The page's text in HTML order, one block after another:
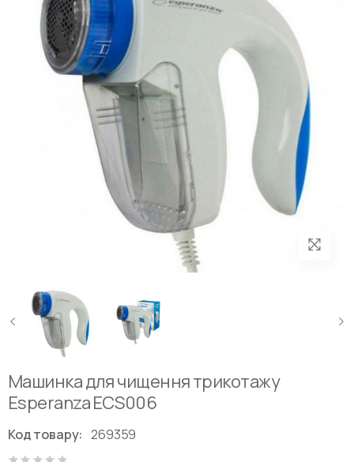
Машинка для чищення трикотажу
Esperanza ECS006
Код товару: 269359